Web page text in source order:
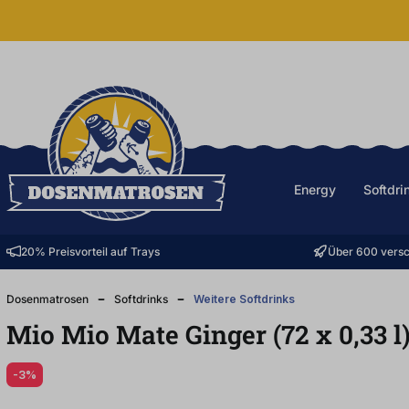
Energy
20% Preisvorteil auf Trays Über 600
Dosenmatrosen Softdrinks Weitere Softdrinks
Mio Mio Mate Ginger (72 x 0,33l
-3%